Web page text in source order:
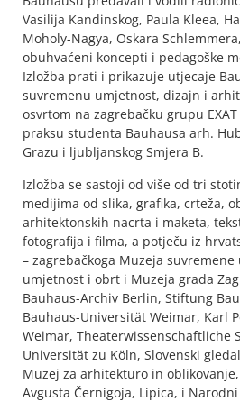
Vasilija Kandinskog, Paula Kleea,
Moholy-Nagya, Oskara
obuhvaćeni koncepti i pedagoške
Izložba prati i prikazuje utjecaje
suvremenu umjetnost, dizajn i
osvrtom na zagrebačku grupu
praksu studenta Bauhausa arh.
Grazu i ljubljanskog Smjera B.
Izložba se sastoji od više od tri
medijima od slika, grafika, crteža,
arhitektonskih nacrta i maketa,
fotografija i filma, a potječu iz
– zagrebačkoga Muzeja
umjetnost i obrt i Muzeja grada
Bauhaus-Archiv Berlin, Stiftung
Bauhaus-Universität Weimar, Karl
Weimar, Theaterwissenschaftliche
Universität zu Köln, Slovenski
Muzej za arhitekturo in
Avgusta Černigoja, Lipica, i